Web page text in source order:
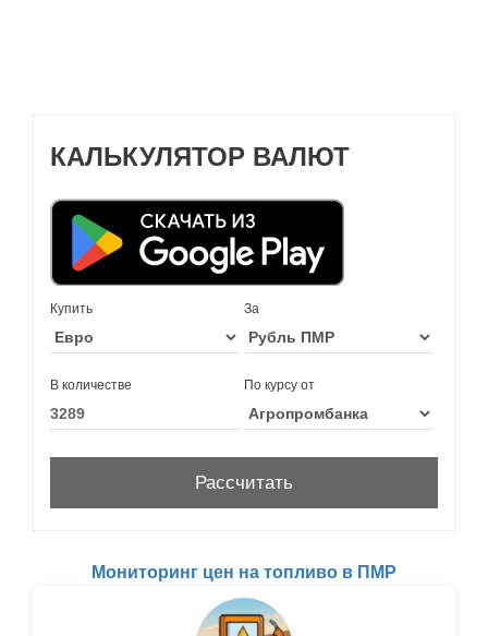
КАЛЬКУЛЯТОР ВАЛЮТ
Купить За
В количестве По курсу от
Мониторинг цен на топливо в ПМР